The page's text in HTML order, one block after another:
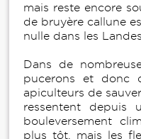
mais reste encore
de bruyère callune
nulle dans les Landes.
Dans de
pucerons et donc
apiculteurs de
ressentent depuis
bouleversement
plus tôt, mais les